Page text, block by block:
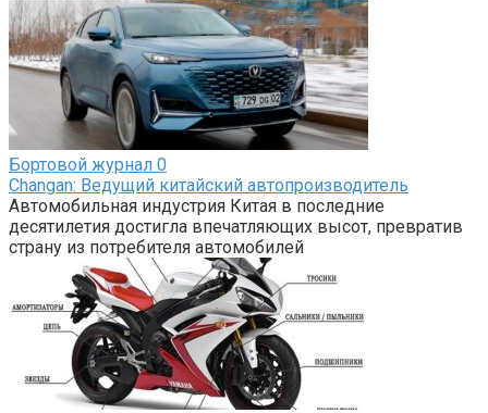
Бортовой журнал 0
Changan: Ведущий китайский автопроизводитель
Автомобильная индустрия Китая в последние
десятилетия достигла впечатляющих высот, превратив
страну из потребителя автомобилей